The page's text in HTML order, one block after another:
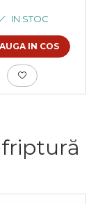
IN STOC
IN COS